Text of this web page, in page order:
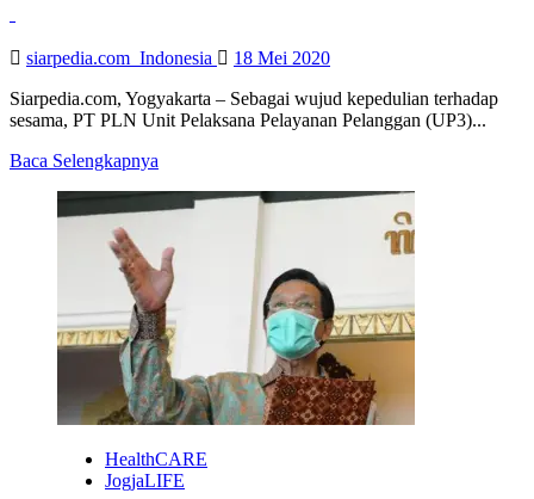
siarpedia.com_Indonesia
18 Mei 2020
Siarpedia.com, Yogyakarta – Sebagai wujud kepedulian terhadap
sesama, PT PLN Unit Pelaksana Pelayanan Pelanggan (UP3)...
Baca Selengkapnya
about
Covid-
19,
PLN
Salurkan
Paket
Sembako
HealthCARE
JogjaLIFE